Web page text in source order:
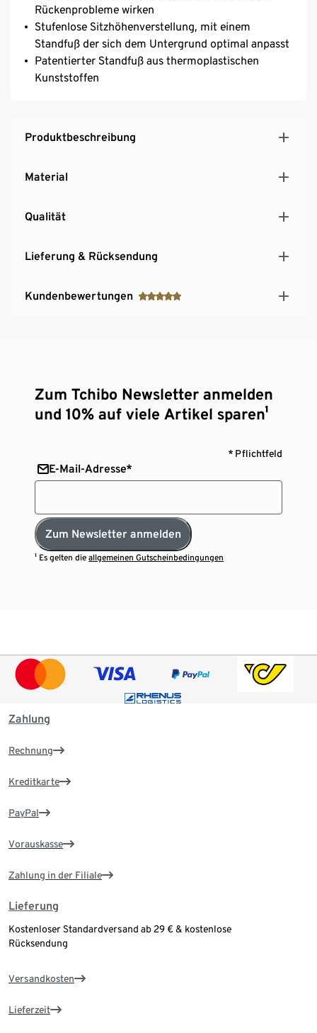
Rückenprobleme wirken
Stufenlose Sitzhöhenverstellung, mit einem
Standfuß der sich dem Untergrund optimal anpasst
Patentierter Standfuß aus thermoplastischen
Kunststoffen
Produktbeschreibung
Material
Qualität
Lieferung & Rücksendung
Kundenbewertungen
Zum Tchibo Newsletter anmelden
und 10% auf viele Artikel sparen¹
* Pflichtfeld
E-Mail-Adresse*
Zum Newsletter anmelden
¹ Es gelten dieallgemeinen Gutscheinbedingungen
Zahlung
Rechnung
Kreditkarte
PayPal
Vorauskasse
Zahlung in der Filiale
Lieferung
Kostenloser Standardversand ab 29 € & kostenlose
Rücksendung
Versandkosten
Lieferzeit